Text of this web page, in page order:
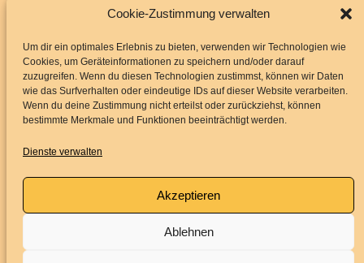
Cookie-Zustimmung verwalten
Um dir ein optimales Erlebnis zu bieten, verwenden wir Technologien wie
Cookies, um Geräteinformationen zu speichern und/oder darauf
zuzugreifen. Wenn du diesen Technologien zustimmst, können wir Daten
wie das Surfverhalten oder eindeutige IDs auf dieser Website verarbeiten.
Wenn du deine Zustimmung nicht erteilst oder zurückziehst, können
bestimmte Merkmale und Funktionen beeinträchtigt werden.
Dienste verwalten
Akzeptieren
Ablehnen
Impressum
Datenschutz
Folge uns
Service